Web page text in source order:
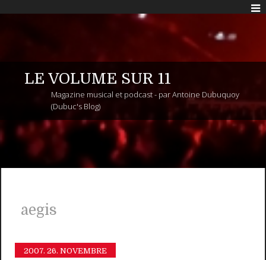
LE VOLUME SUR 11
Magazine musical et podcast - par Antoine Dubuquoy
(Dubuc's Blog)
aegis
2007. 26. NOVEMBRE